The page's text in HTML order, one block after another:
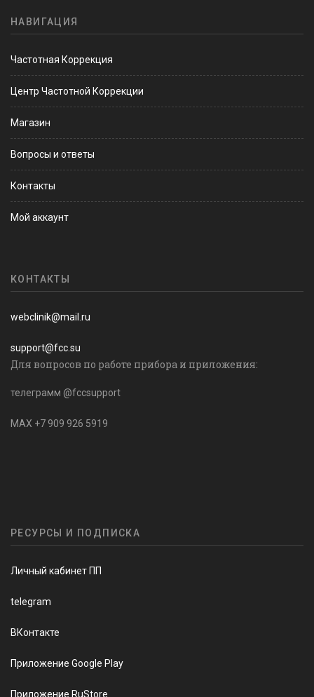
НАВИГАЦИЯ
Частотная Коррекция
Центр Частотной Коррекции
Магазин
Вопросы и ответы
Контакты
Мой аккаунт
КОНТАКТЫ
webclinik@mail.ru
support@fcc.su
Для вопросов по работе прибора и приложения:
телеграмм @fccsupport
MAX +7 909 926 5919
РЕСУРСЫ И ПОДПИСКА
Личный кабинет ПП
telegram
ВКонтакте
Приложение Google Play
Приложение RuStore